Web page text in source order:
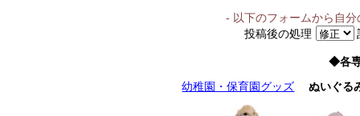
- 以下のフォームから自
投稿後の処理
◆各
幼稚園・保育園グッズ
ぬいぐる